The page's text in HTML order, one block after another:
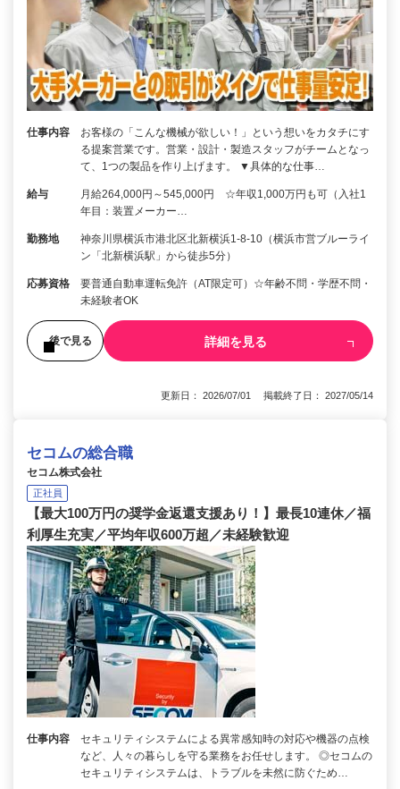
仕事内容
お客様の「こんな機械が欲しい！」という想いをカタチにす
る提案営業です。営業・設計・製造スタッフがチームとなっ
て、1つの製品を作り上げます。 ▼具体的な仕事…
給与
月給264,000円～545,000円 ☆年収1,000万円も可（入社1
年目：装置メーカー…
勤務地
神奈川県横浜市港北区北新横浜1-8-10（横浜市営ブルーライ
ン「北新横浜駅」から徒歩5分）
応募資格
要普通自動車運転免許（AT限定可）☆年齢不問・学歴不問・
未経験者OK
後で見る 詳細を見る
更新日： 2026/07/01 掲載終了日： 2027/05/14
セコムの総合職
セコム株式会社
正社員
【最大100万円の奨学金返還支援あり！】最長10連休／福
利厚生充実／平均年収600万超／未経験歓迎
仕事内容
セキュリティシステムによる異常感知時の対応や機器の点検
など、人々の暮らしを守る業務をお任せします。 ◎セコムの
セキュリティシステムは、トラブルを未然に防ぐため…